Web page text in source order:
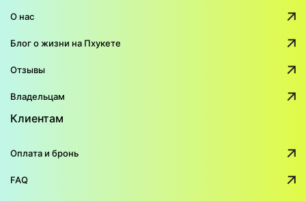
О нас
Блог о жизни на Пхукете
Отзывы
Владельцам
Клиентам
Оплата и бронь
FAQ